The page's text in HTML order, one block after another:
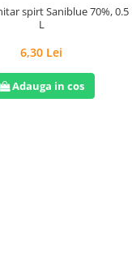
spirt Saniblue 70%, 0.5
L
6,30 Lei
Adauga in cos